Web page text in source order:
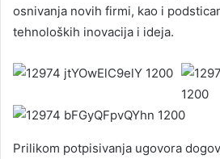
osnivanja novih firmi, kao i
tehnoloških inovacija i ideja.
Prilikom potpisivanja ugovora